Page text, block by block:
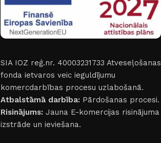
SIA IOZ reģ.nr. 40003231733 Atveseļošanas
fonda ietvaros veic ieguldījumu
komercdarbības procesu uzlabošanā.
Atbalstāmā darbība: Pārdošanas procesi.
Risinājums: Jauna E-komercijas risinājuma
izstrāde un ieviešana.